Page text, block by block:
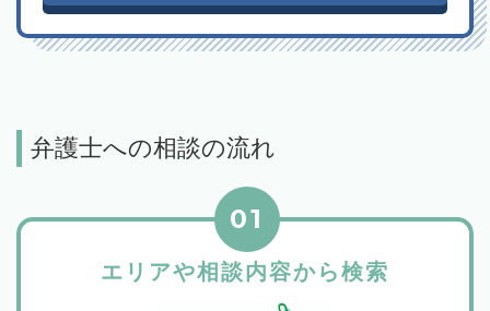
弁護士への相談の流れ
エリアや相談内容から検索
01